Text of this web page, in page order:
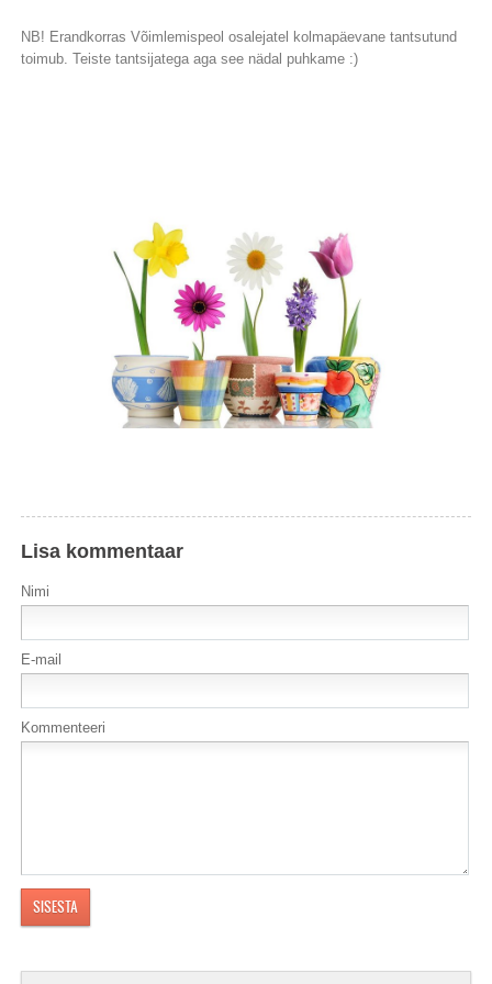
NB! Erandkorras Võimlemispeol osalejatel kolmapäevane tantsutund
toimub. Teiste tantsijatega aga see nädal puhkame :)
Lisa kommentaar
Nimi
E-mail
Kommenteeri